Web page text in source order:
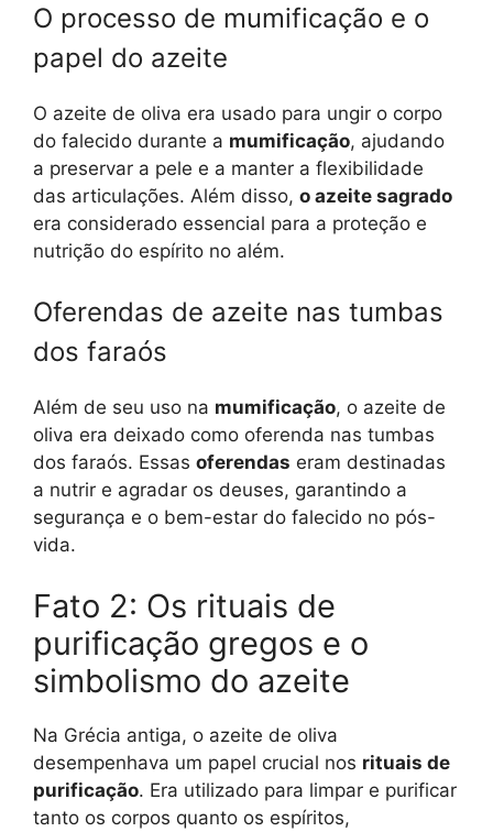
O processo de mumificação e o
papel do azeite
O azeite de oliva era usado para ungir o corpo
do falecido durante a mumificação, ajudando
a preservar a pele e a manter a flexibilidade
das articulações. Além disso, o azeite sagrado
era considerado essencial para a proteção e
nutrição do espírito no além.
Oferendas de azeite nas tumbas
dos faraós
Além de seu uso na mumificação, o azeite de
oliva era deixado como oferenda nas tumbas
dos faraós. Essas oferendas eram destinadas
a nutrir e agradar os deuses, garantindo a
segurança e o bem-estar do falecido no pós-
vida.
Fato 2: Os rituais de
purificação gregos e o
simbolismo do azeite
Na Grécia antiga, o azeite de oliva
desempenhava um papel crucial nos rituais de
purificação. Era utilizado para limpar e purificar
tanto os corpos quanto os espíritos,